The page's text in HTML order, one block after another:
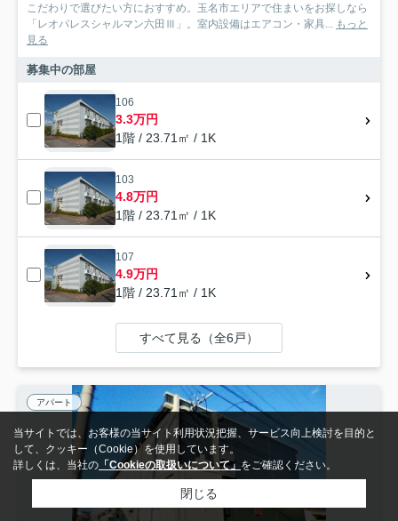
こだわりで選びたい方におすすめ。玉名市エリアで住まいをお探しなら
「レオパレスシャルマン六田Ⅲ」。室内設備はエアコン・家具...
もっと
見る
募集中の部屋
106
3.3万円
1階 / 23.71㎡ / 1K
103
4.8万円
1階 / 23.71㎡ / 1K
107
4.9万円
1階 / 23.71㎡ / 1K
すべて見る（全6戸）
アパート
当サイトでは、お客様の当サイト利用状況把握、サービス向上検討を目的と
して、クッキー（Cookie）を使用しています。
詳しくは、当社の 「Cookieの取扱いについて」 をご確認ください。
閉じる